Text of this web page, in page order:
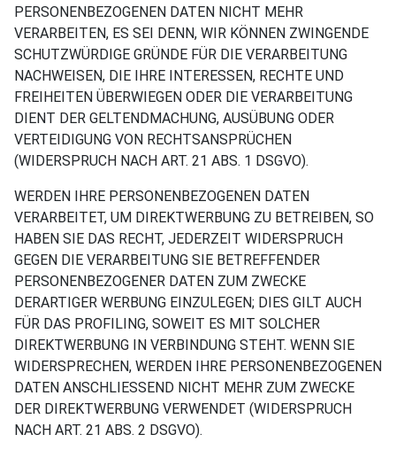
PERSONENBEZOGENEN DATEN NICHT MEHR
VERARBEITEN, ES SEI DENN, WIR KÖNNEN ZWINGENDE
SCHUTZWÜRDIGE GRÜNDE FÜR DIE VERARBEITUNG
NACHWEISEN, DIE IHRE INTERESSEN, RECHTE UND
FREIHEITEN ÜBERWIEGEN ODER DIE VERARBEITUNG
DIENT DER GELTENDMACHUNG, AUSÜBUNG ODER
VERTEIDIGUNG VON RECHTSANSPRÜCHEN
(WIDERSPRUCH NACH ART. 21 ABS. 1 DSGVO).
WERDEN IHRE PERSONENBEZOGENEN DATEN
VERARBEITET, UM DIREKTWERBUNG ZU BETREIBEN, SO
HABEN SIE DAS RECHT, JEDERZEIT WIDERSPRUCH
GEGEN DIE VERARBEITUNG SIE BETREFFENDER
PERSONENBEZOGENER DATEN ZUM ZWECKE
DERARTIGER WERBUNG EINZULEGEN; DIES GILT AUCH
FÜR DAS PROFILING, SOWEIT ES MIT SOLCHER
DIREKTWERBUNG IN VERBINDUNG STEHT. WENN SIE
WIDERSPRECHEN, WERDEN IHRE PERSONENBEZOGENEN
DATEN ANSCHLIESSEND NICHT MEHR ZUM ZWECKE
DER DIREKTWERBUNG VERWENDET (WIDERSPRUCH
NACH ART. 21 ABS. 2 DSGVO).